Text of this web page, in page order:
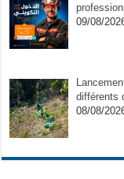
09/08/
différents
08/08/